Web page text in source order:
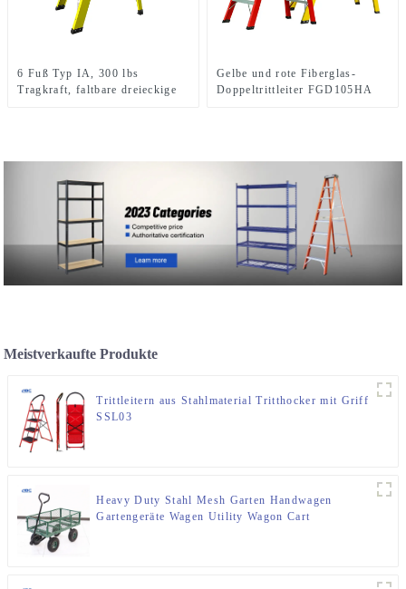
6 Fuß Typ IA, 300 lbs
Tragkraft, faltbare dreieckige
Gelbe und rote Fiberglas-
Doppeltrittleiter FGD105HA
Meistverkaufte Produkte
Trittleitern aus Stahlmaterial Tritthocker mit Griff
SSL03
Heavy Duty Stahl Mesh Garten Handwagen
Gartengeräte Wagen Utility Wagon Cart